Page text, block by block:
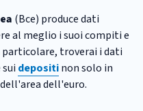
(Bce) produce dati
al meglio i suoi compiti e
troverai i dati
sui depositinon solo in
dell'euro.